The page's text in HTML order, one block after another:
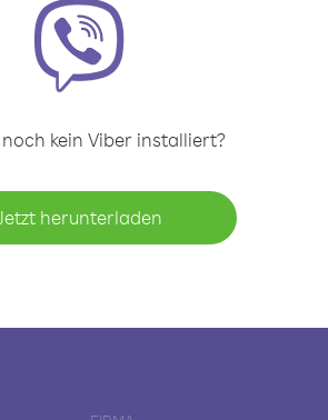
kein Viber installiert?
herunterladen